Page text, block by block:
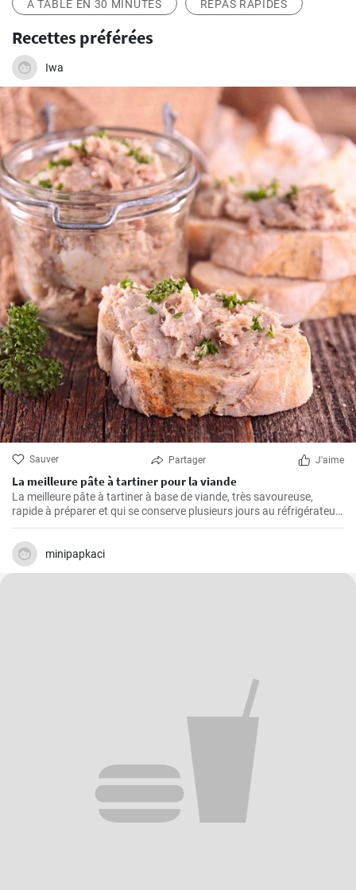
À TABLE EN 30 MINUTES REPAS RAPIDES
Recettes préférées
Iwa
Sauver Partager J'aime
La meilleure pâte à tartiner pour la viande
La meilleure pâte à tartiner à base de viande, très savoureuse,
rapide à préparer et qui se conserve plusieurs jours au réfrigérateur.
Vous pouvez la servir avec du pain frais ou de la baguette maison.
minipapkaci